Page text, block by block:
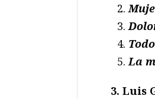
La
3. Luis